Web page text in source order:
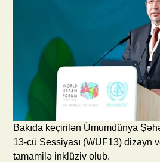
Bakıda keçirilən Ümumdünya
13-cü Sessiyası (WUF13) dizayn
tamamilə inklüziv olub.